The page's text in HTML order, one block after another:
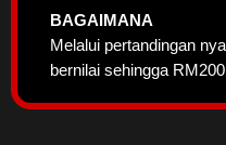
BAGAIMANA
Melalui pertandingan
bernilai sehingga